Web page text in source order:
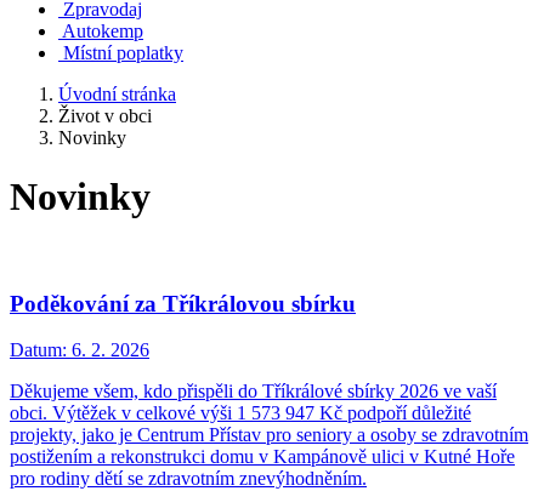
Zpravodaj
Autokemp
Místní poplatky
Úvodní stránka
Život v obci
Novinky
Novinky
Poděkování za Tříkrálovou sbírku
Datum: 6. 2. 2026
Děkujeme všem, kdo přispěli do Tříkrálové sbírky 2026 ve vaší
obci. Výtěžek v celkové výši 1 573 947 Kč podpoří důležité
projekty, jako je Centrum Přístav pro seniory a osoby se zdravotním
postižením a rekonstrukci domu v Kampánově ulici v Kutné Hoře
pro rodiny dětí se zdravotním znevýhodněním.